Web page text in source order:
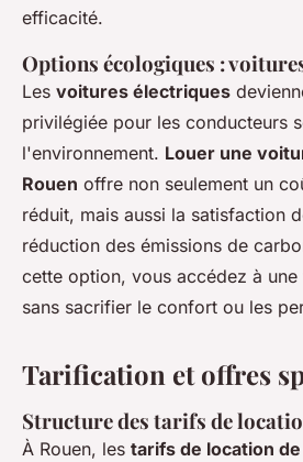
efficacité.
Options écologiques :
Les voitures électriques
privilégiée pour les conducteurs
l'environnement. Louer une
Rouen offre non seulement un
réduit, mais aussi la satisfaction
réduction des émissions de
cette option, vous accédez à
sans sacrifier le confort ou les
Tarification et offres
Structure des tarifs de
À Rouen, les tarifs de location